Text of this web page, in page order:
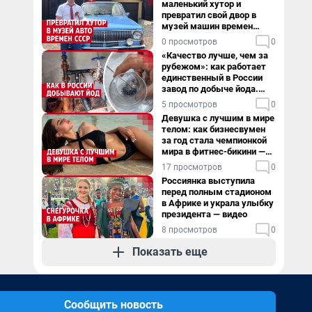
маленький хутор и
превратил свой двор в
музей машин времен
СССР. Видео
0 просмотров 0
«Качество лучше, чем за
рубежом»: как работает
единственный в России
завод по добыче йода.
Видео
5 просмотров 0
Девушка с лучшим в мире
телом: как бизнесвумен
за год стала чемпионкой
мира в фитнес-бикини —
видео
17 просмотров 0
Россиянка выступила
перед полным стадионом
в Африке и украла улыбку
президента — видео
8 просмотров 0
Показать еще
Сообщить новость